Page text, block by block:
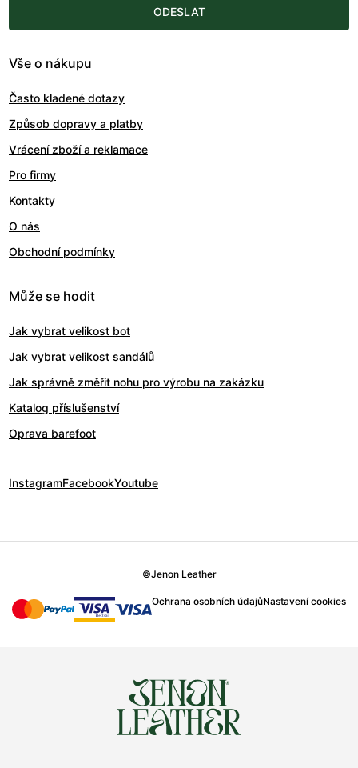
ODESLAT
Vše o nákupu
Často kladené dotazy
Způsob dopravy a platby
Vrácení zboží a reklamace
Pro firmy
Kontakty
O nás
Obchodní podmínky
Může se hodit
Jak vybrat velikost bot
Jak vybrat velikost sandálů
Jak správně změřit nohu pro výrobu na zakázku
Katalog příslušenství
Oprava barefoot
InstagramFacebookYoutube
©Jenon Leather
Ochrana osobních údajůNastavení cookies